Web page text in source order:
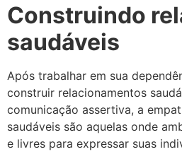
Construindo
saudáveis
Após trabalhar em sua
construir relacionamentos
comunicação assertiva, a
saudáveis são aquelas onde
e livres para expressar suas